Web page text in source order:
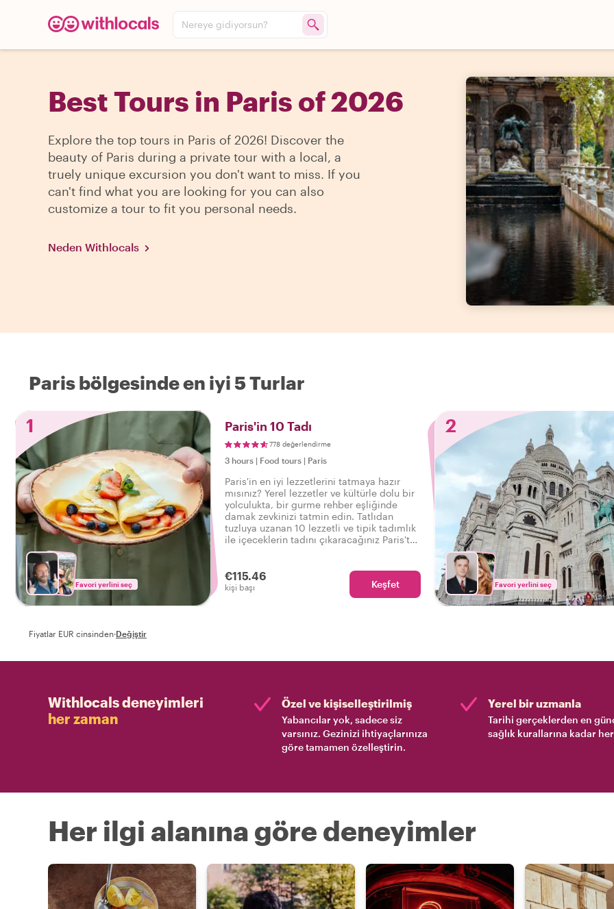
Nereye gidiyorsun?
Best Tours in Paris of 2026
Explore the top tours in Paris of 2026! Discover the
beauty of Paris during a private tour with a local, a
truely unique excursion you don't want to miss. If you
can't find what you are looking for you can also
customize a tour to fit you personal needs.
Neden Withlocals
Paris bölgesinde en iyi 5 Turlar
1
Favori yerlini seç
Paris'in 10 Tadı
778 değerlendirme
3 hours | Food tours | Paris
Paris'in en iyi lezzetlerini tatmaya hazır
mısınız? Yerel lezzetler ve kültürle dolu bir
yolculukta, bir gurme rehber eşliğinde
damak zevkinizi tatmin edin. Tatlıdan
tuzluya uzanan 10 lezzetli ve tipik tadımlık
ile içeceklerin tadını çıkaracağınız Paris'te
€115.46
kişi başı Keşfet
2
Favori yerlini seç
Fiyatlar EUR cinsinden·Değiştir
Withlocals deneyimleri
her zaman
Özel ve kişiselleştirilmiş
Yabancılar yok, sadece siz
varsınız. Gezinizi ihtiyaçlarınıza
göre tamamen özelleştirin.
Yerel bir uzmanla
Tarihi gerçeklerden en
sağlık kurallarına kadar
Her ilgi alanına göre deneyimler